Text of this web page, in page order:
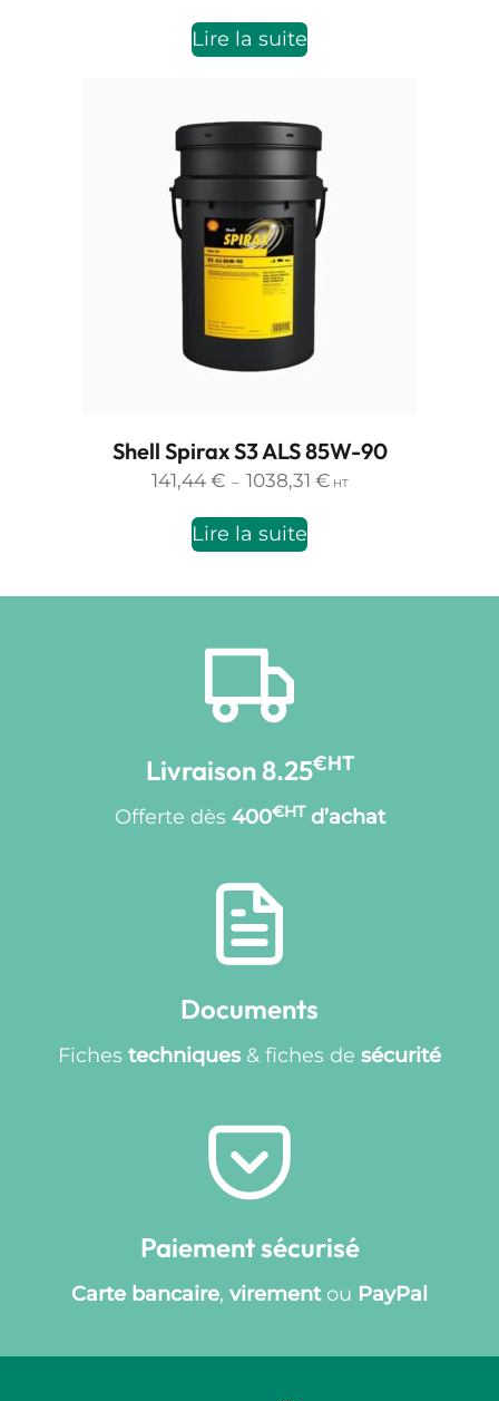
Lire la suite
Shell Spirax S3 ALS 85W-90
141,44 € – 1038,31 €Plage
HT
Lire la suite
Livraison 8.25€HT
Offerte dès 400€HT d’achat
Documents
Fiches techniques& fiches de sécurité
Paiement sécurisé
Carte bancaire, virementou PayPal